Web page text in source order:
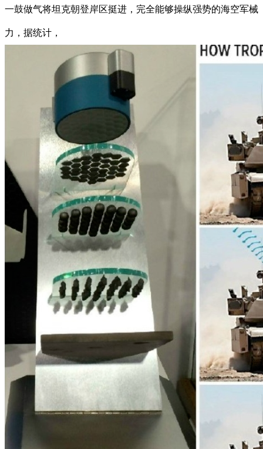
一鼓做气将坦克朝登岸区挺进，完全能够操纵强势的海空军械
力，据统计，